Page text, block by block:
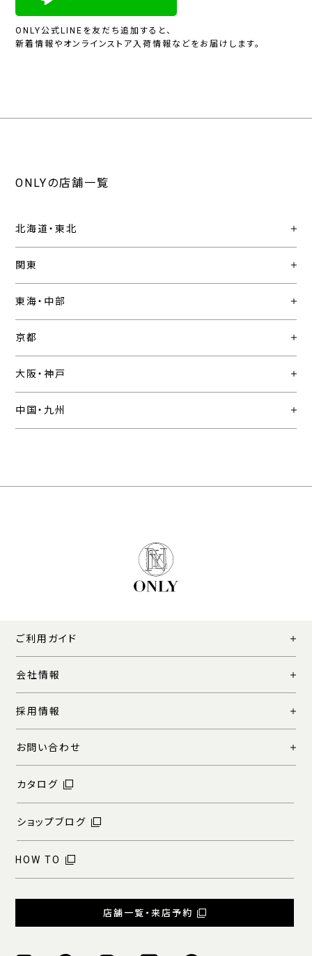
ONLY公式LINEを友だち追加すると、
新着情報やオンラインストア入荷情報などをお届けします。
ONLYの店舗一覧
北海道・東北
関東
東海・中部
京都
大阪・神戸
中国・九州
ご利用ガイド
会社情報
採用情報
お問い合わせ
カタログ
ショップブログ
HOW TO
店舗一覧・来店予約